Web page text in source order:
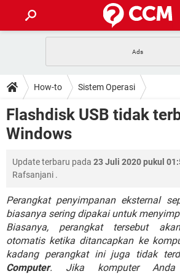
APLIKASI NONTON FILM & SERI
BUAT AKUN TIKTOK
HOW-TO
SAFE MODE ANDROID
KODE RAHASIA NETFLIX
DOWNLOAD
ADOBE PREMIERE PRO
FORUM
Lupa Password Gmail WiFi
ENSIKLOPEDIA
Front Office dan Back Office OOP -
Jenis-jenis Network atau Jaringan
How-to Sistem Operasi
Flashdisk USB tidak
Windows
Update terbaru pada 23 Juli 2020 pukul
Rafsanjani .
Perangkat penyimpanan eksternal
biasanya sering dipakai untuk
Biasanya, perangkat tersebut
otomatis ketika ditancapkan ke
kadang perangkat ini juga tidak
Computer. Jika komputer Anda